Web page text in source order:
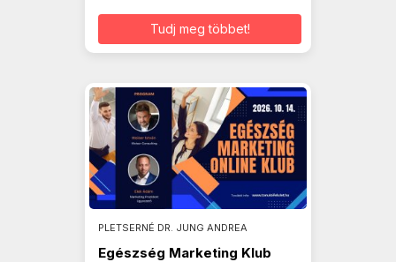
Tudj meg többet!
PLETSERNÉ DR. JUNG ANDREA
Egészség Marketing Klub